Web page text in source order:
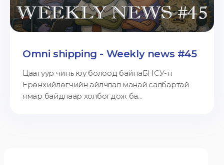
Omni shipping - Weekly news #45
Цаагуур чинь юу болоод байнаБНСУ-н
Ерөнхийлөгчийн айлчлал манай салбартай
ямар байдлаар холбогдож ба...